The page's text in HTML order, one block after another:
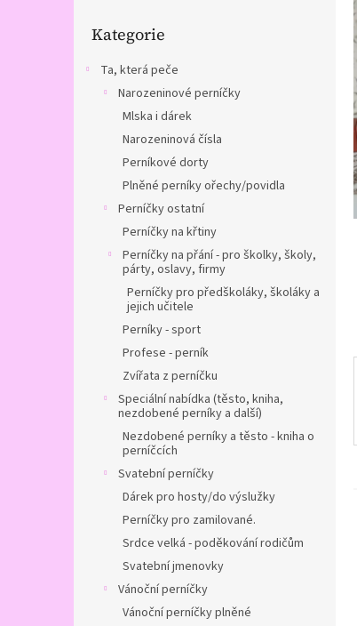
kategorie
Kategorie
Ta, která peče
Narozeninové perníčky
Mlska i dárek
Narozeninová čísla
Perníkové dorty
Plněné perníky ořechy/povidla
Perníčky ostatní
Perníčky na křtiny
Perníčky na přání - pro školky, školy,
párty, oslavy, firmy
Perníčky pro předškoláky, školáky a
jejich učitele
Perníky - sport
Profese - perník
Zvířata z perníčku
Speciální nabídka (těsto, kniha,
nezdobené perníky a další)
Nezdobené perníky a těsto - kniha o
perníčcích
Svatební perníčky
Dárek pro hosty/do výslužky
Perníčky pro zamilované.
Srdce velká - poděkování rodičům
Svatební jmenovky
Vánoční perníčky
Vánoční perníčky plněné